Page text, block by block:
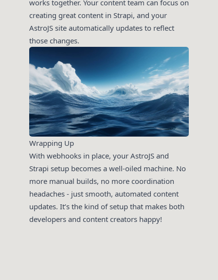
works together. Your content team can focus on
creating great content in Strapi, and your
AstroJS site automatically updates to reflect
those changes.
Wrapping Up
With webhooks in place, your AstroJS and
Strapi setup becomes a well-oiled machine. No
more manual builds, no more coordination
headaches - just smooth, automated content
updates. It’s the kind of setup that makes both
developers and content creators happy!